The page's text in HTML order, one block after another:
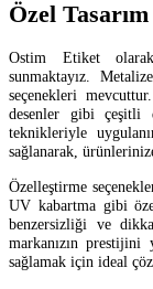
Özel
Ostim Etiket
sunmaktayız.
seçenekleri
desenler gibi çeşitli
teknikleriyle
sağlanarak,
Özelleştirme
UV kabartma gibi
benzersizliği ve
markanızın prestijini
sağlamak için ideal